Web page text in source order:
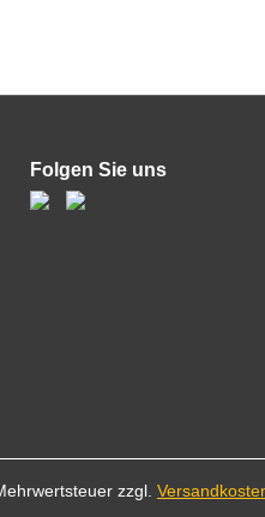
Folgen Sie uns
zzgl.